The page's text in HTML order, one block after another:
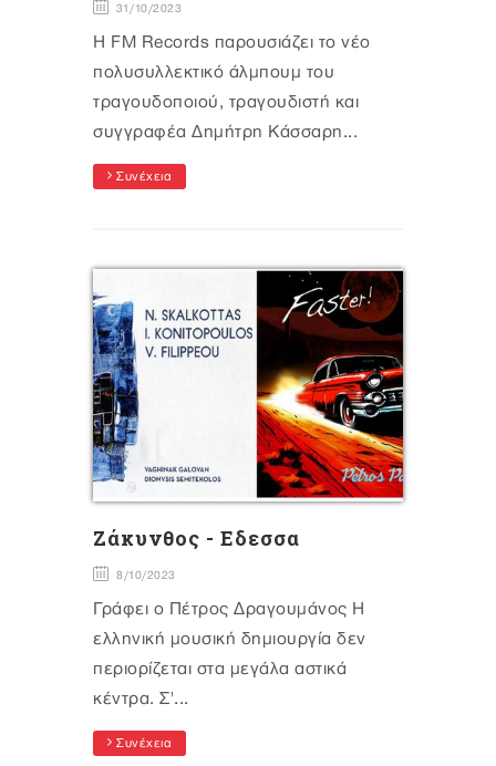
31/10/2023
Η FM Records παρουσιάζει το νέο
πολυσυλλεκτικό άλμπουμ του
τραγουδοποιού, τραγουδιστή και
συγγραφέα Δημήτρη Κάσσαρη...
Συνέχεια
Ζάκυνθος - Εδεσσα
8/10/2023
Γράφει ο Πέτρος Δραγουμάνος Η
ελληνική μουσική δημιουργία δεν
περιορίζεται στα μεγάλα αστικά
κέντρα. Σ'...
Συνέχεια